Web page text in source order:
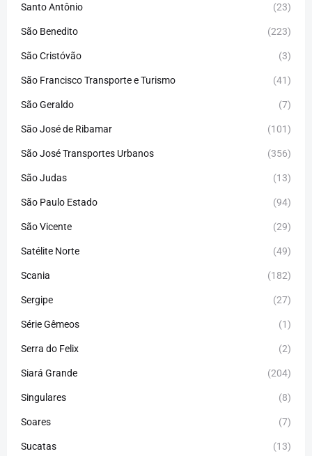
Santo Antônio (23)
São Benedito (223)
São Cristóvão (3)
São Francisco Transporte e Turismo (41)
São Geraldo (7)
São José de Ribamar (101)
São José Transportes Urbanos (356)
São Judas (13)
São Paulo Estado (94)
São Vicente (29)
Satélite Norte (49)
Scania (182)
Sergipe (27)
Série Gêmeos (1)
Serra do Felix (2)
Siará Grande (204)
Singulares (8)
Soares (7)
Sucatas (13)